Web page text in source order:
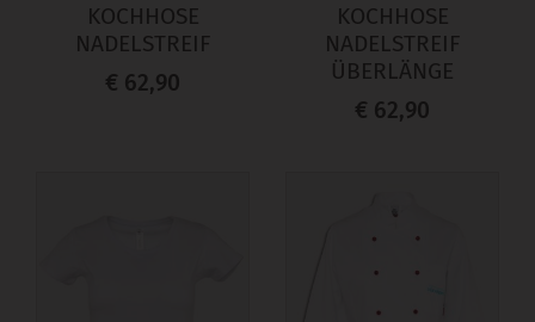
KOCHHOSE
NADELSTREIF
€ 62,90
KOCHHOSE
NADELSTREIF
ÜBERLÄNGE
€ 62,90